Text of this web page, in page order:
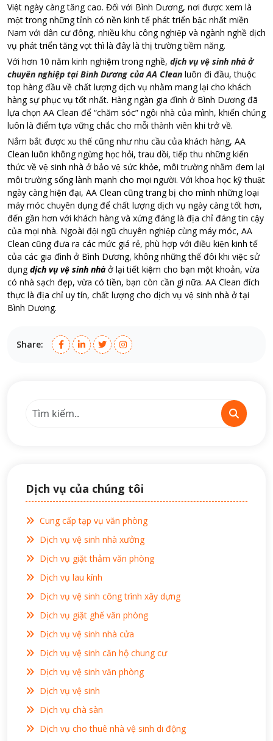
Việt ngày càng tăng cao. Đối với Bình Dương, nơi được xem là
một trong những tỉnh có nền kinh tế phát triển bậc nhất miền
Nam với dân cư đông, nhiều khu công nghiệp và ngành nghề dịch
vụ phát triển tăng vọt thì là đây là thị trường tiềm năng.
Với hơn 10 năm kinh nghiệm trong nghề, dịch vụ vệ sinh nhà ở
chuyên nghiệp tại Bình Dương của AA Clean luôn đi đầu, thuộc
top hàng đầu về chất lượng dịch vụ nhằm mang lại cho khách
hàng sự phục vụ tốt nhất. Hàng ngàn gia đình ở Bình Dương đã
lựa chọn AA Clean để “chăm sóc” ngôi nhà của mình, khiến chúng
luôn là điểm tựa vững chắc cho mỗi thành viên khi trở về.
Nắm bắt được xu thế cũng như nhu cầu của khách hàng, AA
Clean luôn không ngừng học hỏi, trau dồi, tiếp thu những kiến
thức về vệ sinh nhà ở bảo vệ sức khỏe, môi trường nhằm đem lại
môi trường sống lành mạnh cho mọi người. Với khoa học kỹ thuật
ngày càng hiện đại, AA Clean cũng trang bị cho mình những loại
máy móc chuyên dụng để chất lượng dịch vụ ngày càng tốt hơn,
đến gần hơn với khách hàng và xứng đáng là địa chỉ đáng tin cậy
của mọi nhà. Ngoài đội ngũ chuyên nghiệp cùng máy móc, AA
Clean cũng đưa ra các mức giá rẻ, phù hợp với điều kiện kinh tế
của các gia đình ở Bình Dương, không những thế đôi khi việc sử
dụngdịch vụ vệ sinh nhà ở lại tiết kiệm cho bạn một khoản, vừa
có nhà sạch đẹp, vừa có tiền, bạn còn cần gì nữa. AA Clean đích
thực là địa chỉ uy tín, chất lượng cho dịch vụ vệ sinh nhà ở tại
Bình Dương.
Share:
Dịch vụ của chúng tôi
Cung cấp tạp vụ văn phòng
Dịch vụ vệ sinh nhà xưởng
Dịch vụ giặt thảm văn phòng
Dịch vụ lau kính
Dịch vụ vệ sinh công trình xây dựng
Dịch vụ giặt ghế văn phòng
Dịch vụ vệ sinh nhà cửa
Dịch vụ vệ sinh căn hộ chung cư
Dịch vụ vệ sinh văn phòng
Dịch vụ vệ sinh
Dịch vụ chà sàn
Dịch vụ cho thuê nhà vệ sinh di động